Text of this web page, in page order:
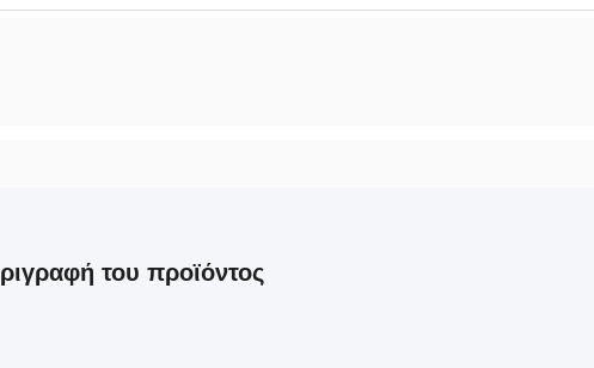
του προϊόντος